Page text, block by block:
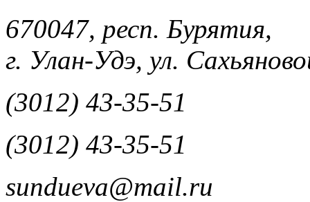
670047, респ. Бурятия,
г. Улан-Удэ, ул.
(3012) 43-35-51
(3012) 43-35-51
sundueva@mail.ru